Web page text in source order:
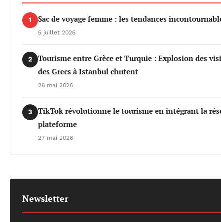
1 Sac de voyage femme : les tendances
5 juillet 2026
2
Tourisme entre Grèce et Turquie : Explosion des
des Grecs à Istanbul chutent
28 mai 2026
3
TikTok révolutionne le tourisme en intégrant la
plateforme
27 mai 2026
Newsletter